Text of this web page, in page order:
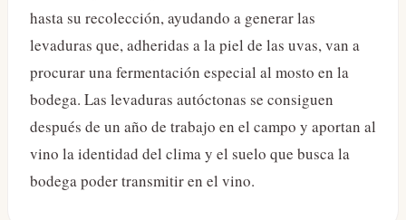
hasta su recolección, ayudando a generar las
levaduras que, adheridas a la piel de las uvas, van a
procurar una fermentación especial al mosto en la
bodega. Las levaduras autóctonas se consiguen
después de un año de trabajo en el campo y aportan al
vino la identidad del clima y el suelo que busca la
bodega poder transmitir en el vino.